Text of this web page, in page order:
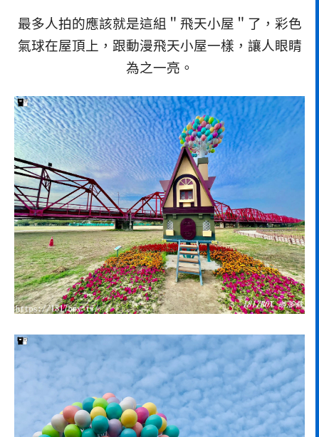
最多人拍的應該就是這組＂飛天小屋＂了，彩色
氣球在屋頂上，跟動漫飛天小屋一樣，讓人眼睛
為之一亮。